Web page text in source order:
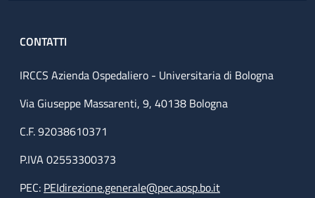
CONTATTI
IRCCS Azienda Ospedaliero - Universitaria di Bologna
Via Giuseppe Massarenti, 9, 40138 Bologna
C.F. 92038610371
P.IVA 02553300373
PEC: PEIdirezione.generale@pec.aosp.bo.it